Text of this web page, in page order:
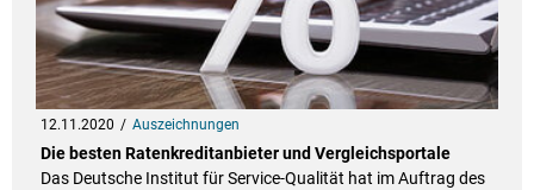
12.11.2020 Auszeichnungen
Die besten Ratenkreditanbieter und Vergleichsportale
Das Deutsche Institut für Service-Qualität hat im Auftrag des